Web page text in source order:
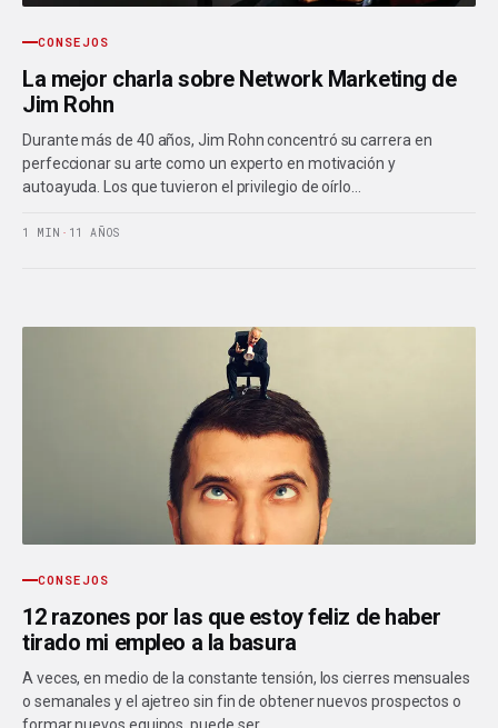
CONSEJOS
La mejor charla sobre Network Marketing de
Jim Rohn
Durante más de 40 años, Jim Rohn concentró su carrera en
perfeccionar su arte como un experto en motivación y
autoayuda. Los que tuvieron el privilegio de oírlo…
1 MIN · 11 AÑOS
CONSEJOS
12 razones por las que estoy feliz de haber
tirado mi empleo a la basura
A veces, en medio de la constante tensión, los cierres mensuales
o semanales y el ajetreo sin fin de obtener nuevos prospectos o